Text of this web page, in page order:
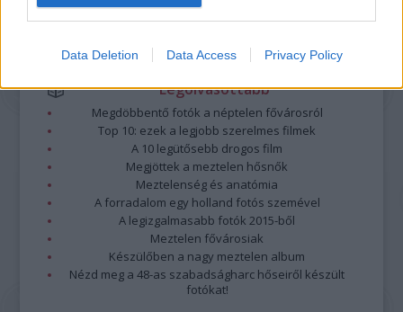
Data Deletion Data Access Privacy Policy
Legolvasottabb
Megdöbbentő fotók a néptelen fővárosról
Top 10: ezek a legjobb szerelmes filmek
A 10 legütősebb drogos film
Megjöttek a meztelen hősnők
Meztelenség és anatómia
A forradalom egy holland fotós szemével
A legizgalmasabb fotók 2015-ből
Meztelen fővárosiak
Készülőben a nagy meztelen album
Nézd meg a 48-as szabadságharc hőseiről készült
fotókat!